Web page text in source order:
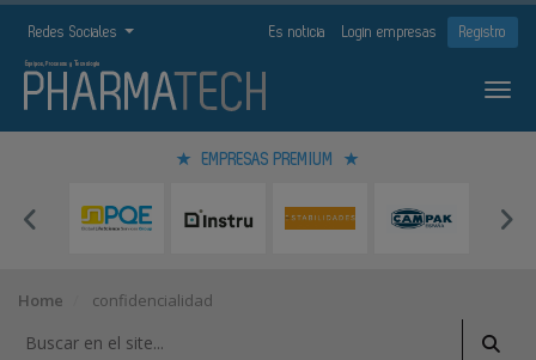
Redes Sociales Es noticia Login empresas Registro
EMPRESAS PREMIUM
Home confidencialidad